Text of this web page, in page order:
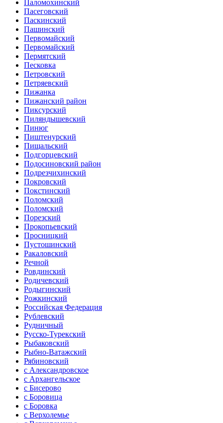
Паломохинский
Пасеговский
Паскинский
Пашинский
Первомайский
Первомайский
Пермятский
Песковка
Петровский
Петряевский
Пижанка
Пижанский район
Пиксурский
Пиляндышевский
Пинюг
Пиштенурский
Пищальский
Подгорцевский
Подосиновский район
Подрезчихинский
Покровский
Покстинский
Поломский
Поломский
Порезский
Прокопьевский
Просницкий
Пустошинский
Ракаловский
Речной
Ровдинский
Родичевский
Родыгинский
Рожкинский
Российская Федерация
Рублевский
Рудничный
Русско-Турекский
Рыбаковский
Рыбно-Ватажский
Рябиновский
с Александровское
с Архангельское
с Бисерово
с Боровица
с Боровка
с Верхолемье